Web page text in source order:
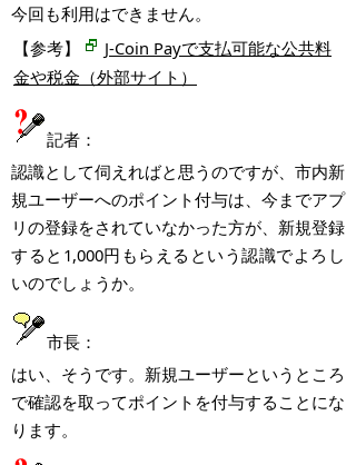
今回も利用はできません。
【参考】
J-Coin Payで支払可能な公共料
金や税金（外部サイト）
記者：
認識として伺えればと思うのですが、市内新
規ユーザーへのポイント付与は、今までアプ
リの登録をされていなかった方が、新規登録
すると 1,000円もらえるという認識でよろし
いのでしょうか。
市長：
はい、そうです。新規ユーザーというところ
で確認を取ってポイントを付与することにな
ります。